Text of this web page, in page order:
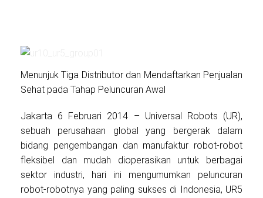
Menunjuk Tiga Distributor dan Mendaftarkan Penjualan
Sehat pada Tahap Peluncuran Awal
Jakarta 6 Februari 2014 – Universal Robots (UR),
sebuah perusahaan global yang bergerak dalam
bidang pengembangan dan manufaktur robot-robot
fleksibel dan mudah dioperasikan untuk berbagai
sektor industri, hari ini mengumumkan peluncuran
robot-robotnya yang paling sukses di Indonesia, UR5